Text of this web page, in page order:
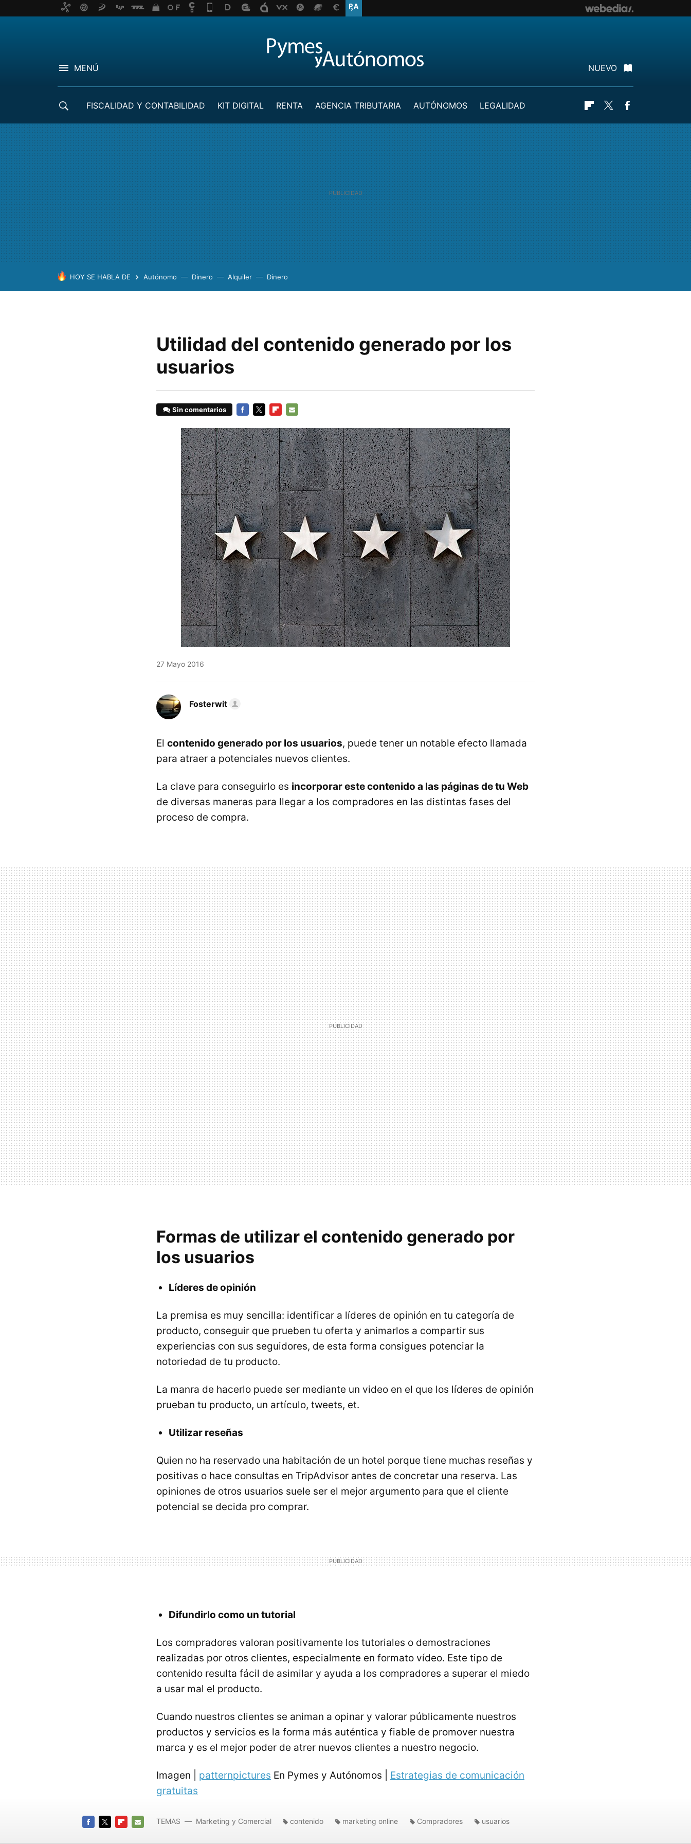
MENÚ NUEVO
FISCALIDAD Y CONTABILIDAD KIT DIGITAL RENTA AGENCIA TRIBUTARIA AUTÓNOMOS
LEGALIDAD
Flipboard
Twitter
HOY SE HABLA DE Autónomo Dinero Alquiler Dinero
Utilidad del contenido generado por los
usuarios
Sin comentarios
MAIL
27 Mayo 2016
Fosterwit
El contenido generado por los usuarios, puede tener un notable efecto llamada
para atraer a potenciales nuevos clientes.
La clave para conseguirlo es incorporar este contenido a las páginas de tu Web
de diversas maneras para llegar a los compradores en las distintas fases del
proceso de compra.
Formas de utilizar el contenido generado por
los usuarios
Líderes de opinión
La premisa es muy sencilla: identificar a líderes de opinión en tu categoría de
producto, conseguir que prueben tu oferta y animarlos a compartir sus
experiencias con sus seguidores, de esta forma consigues potenciar la
notoriedad de tu producto.
La manra de hacerlo puede ser mediante un video en el que los líderes de opinión
prueban tu producto, un artículo, tweets, et.
Utilizar reseñas
Quien no ha reservado una habitación de un hotel porque tiene muchas reseñas y
positivas o hace consultas en TripAdvisor antes de concretar una reserva. Las
opiniones de otros usuarios suele ser el mejor argumento para que el cliente
potencial se decida pro comprar.
Difundirlo como un tutorial
Los compradores valoran positivamente los tutoriales o demostraciones
realizadas por otros clientes, especialmente en formato vídeo. Este tipo de
contenido resulta fácil de asimilar y ayuda a los compradores a superar el miedo
a usar mal el producto.
Cuando nuestros clientes se animan a opinar y valorar públicamente nuestros
productos y servicios es la forma más auténtica y fiable de promover nuestra
marca y es el mejor poder de atrer nuevos clientes a nuestro negocio.
Imagen | patternpictures En Pymes y Autónomos | Estrategias de comunicación
gratuitas
TEMAS Marketing y Comercial contenido marketing online Compradores usuarios